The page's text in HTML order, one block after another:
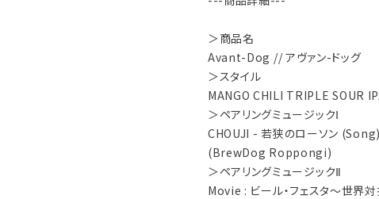
＞商品名
Avant-Dog // アヴァン-ドッグ
＞スタイル
MANGO CHILI TRIPLE SOUR
＞ペアリングミュージックⅠ
CHOUJI - 若狭のローソン
(BrewDog Roppongi)
＞ペアリングミュージックⅡ
Movie : ビール・フェスタ〜世界